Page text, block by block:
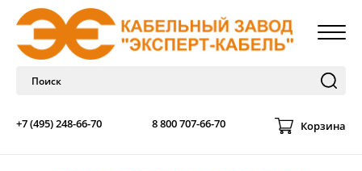
+7 (495) 248-66-70 8 800 707-66-70 Корзина